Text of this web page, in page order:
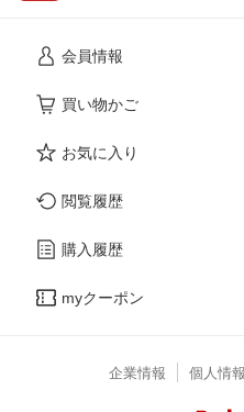
会員情報
買い物かご
お気に入り
閲覧履歴
購入履歴
myクーポン
企業情報 個人情